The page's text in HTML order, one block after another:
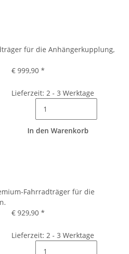
für die Anhängerkupplung,
€ 999,90 *
Lieferzeit: 2 - 3 Werktage
In den Warenkorb
Fahrradträger für die
€ 929,90 *
Lieferzeit: 2 - 3 Werktage